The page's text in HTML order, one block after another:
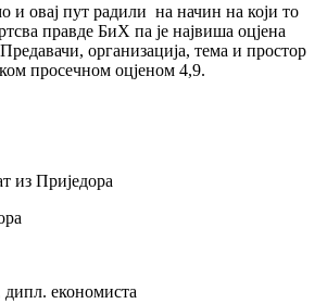
и овај пут радили на начин на који то
правде БиХ па је највиша оцјена
организација, тема и простор
просечном оцјеном 4,9.
из Приједора
економиста